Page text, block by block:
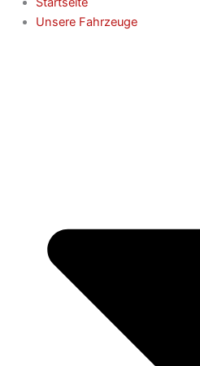
Unsere Fahrzeuge